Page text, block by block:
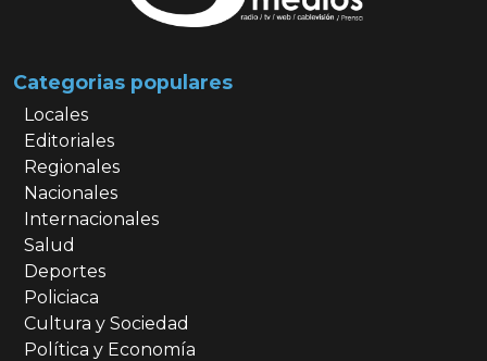
Categorias populares
Locales
Editoriales
Regionales
Nacionales
Internacionales
Salud
Deportes
Policiaca
Cultura y Sociedad
Política y Economía